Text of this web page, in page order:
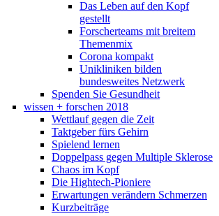
Das Leben auf den Kopf
gestellt
Forscherteams mit breitem
Themenmix
Corona kompakt
Unikliniken bilden
bundesweites Netzwerk
Spenden Sie Gesundheit
wissen + forschen 2018
Wettlauf gegen die Zeit
Taktgeber fürs Gehirn
Spielend lernen
Doppelpass gegen Multiple Sklerose
Chaos im Kopf
Die Hightech-Pioniere
Erwartungen verändern Schmerzen
Kurzbeiträge